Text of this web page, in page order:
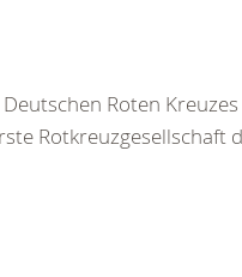
Roten
Rotkreuzgesellschaft